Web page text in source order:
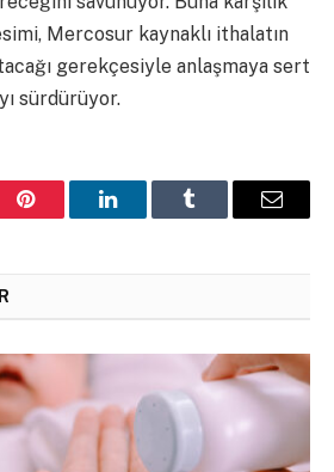
Mercosur kaynaklı ithalatın
gerekçesiyle anlaşmaya sert
sürdürüyor.
Pinterest LinkedInTumblr Email